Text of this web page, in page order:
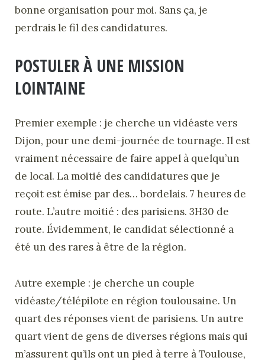
bonne organisation pour moi. Sans ça, je
perdrais le fil des candidatures.
POSTULER À UNE MISSION
LOINTAINE
Premier exemple : je cherche un vidéaste vers
Dijon, pour une demi-journée de tournage. Il est
vraiment nécessaire de faire appel à quelqu’un
de local. La moitié des candidatures que je
reçoit est émise par des… bordelais. 7 heures de
route. L’autre moitié : des parisiens. 3H30 de
route. Évidemment, le candidat sélectionné a
été un des rares à être de la région.
Autre exemple : je cherche un couple
vidéaste/télépilote en région toulousaine. Un
quart des réponses vient de parisiens. Un autre
quart vient de gens de diverses régions mais qui
m’assurent qu’ils ont un pied à terre à Toulouse,